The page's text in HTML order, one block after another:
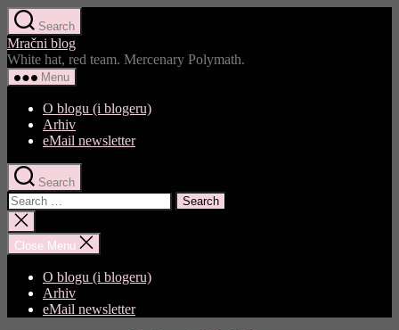
Skip
to
the
content
Search
Mračni blog
White hat, red team. Mercenary Polymath.
Menu
O blogu (i blogeru)
Arhiv
eMail newsletter
Search
Search
for:
Close
search
Close Menu
O blogu (i blogeru)
Arhiv
eMail newsletter